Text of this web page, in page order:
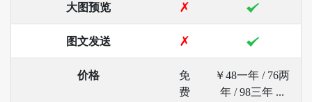
大图预览
图文发送
价格
免
费
￥48一年 / 76两
年 / 98三年 ...